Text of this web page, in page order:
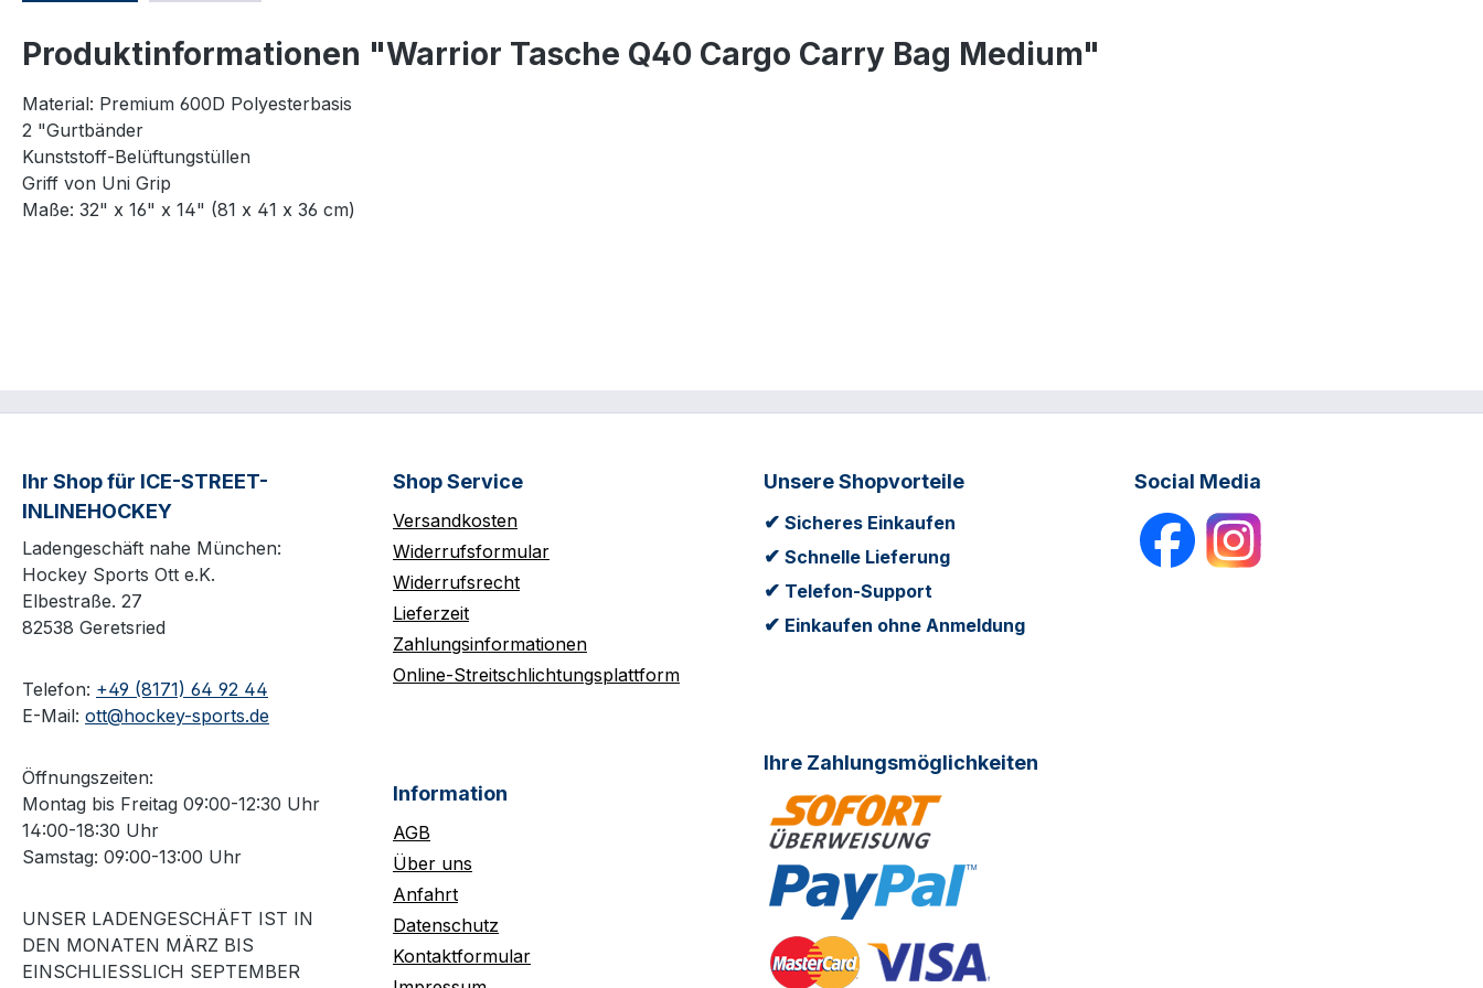
Produktinformationen "Warrior Tasche Q40 Cargo Carry Bag Medium"
Material: Premium 600D Polyesterbasis
2 "Gurtbänder
Kunststoff-Belüftungstüllen
Griff von Uni Grip
Maße: 32" x 16" x 14" (81 x 41 x 36 cm)
Ihr Shop für ICE-STREET-
INLINEHOCKEY
Ladengeschäft nahe München:
Hockey Sports Ott e.K.
Elbestraße. 27
82538 Geretsried
Telefon: +49 (8171) 64 92 44
E-Mail: ott@hockey-sports.de
Öffnungszeiten:
Montag bis Freitag 09:00-12:30 Uhr
14:00-18:30 Uhr
Samstag: 09:00-13:00 Uhr
UNSER LADENGESCHÄFT IST IN
DEN MONATEN MÄRZ BIS
EINSCHLIESSLICH SEPTEMBER M
Shop Service
Versandkosten
Widerrufsformular
Widerrufsrecht
Lieferzeit
Zahlungsinformationen
Online-Streitschlichtungsplattform
Information
AGB
Über uns
Anfahrt
Datenschutz
Kontaktformular
Unsere Shopvorteile
✔ Sicheres Einkaufen
✔ Schnelle Lieferung
✔ Telefon-Support
✔ Einkaufen ohne Anmeldung
Ihre Zahlungsmöglichkeiten
Social Media